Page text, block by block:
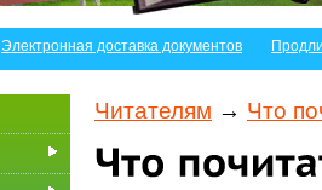
Электронная доставка документов
Читателям → Что